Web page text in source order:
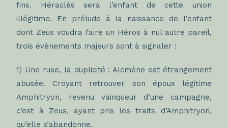
fins. Héraclès sera l’enfant de cette union
illégitime. En prélude à la naissance de l’enfant
dont Zeus voudra faire un Héros à nul autre pareil,
trois évènements majeurs sont à signaler :
1) Une ruse, la duplicité : Alcmène est étrangement
abusée. Croyant retrouver son époux légitime
Amphitryon, revenu vainqueur d’une campagne,
c’est à Zeus, ayant pris les traits d’Amphitryon,
qu’elle s’abandonne.